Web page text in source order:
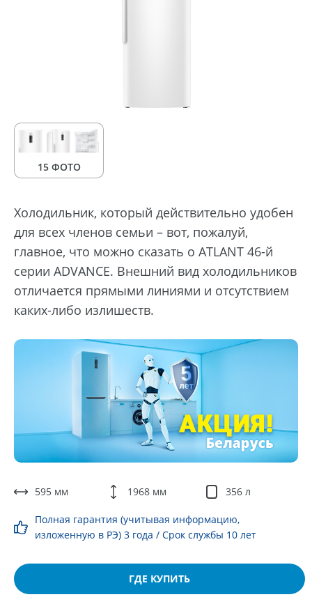
15 ФОТО
Холодильник, который действительно удобен
для всех членов семьи – вот, пожалуй,
главное, что можно сказать о ATLANT 46-й
серии ADVANCE. Внешний вид холодильников
отличается прямыми линиями и отсутствием
каких-либо излишеств.
595 мм 1968 мм 356 л
Полная гарантия (учитывая информацию,
изложенную в РЭ) 3 года / Срок службы 10 лет
ГДЕ КУПИТЬ